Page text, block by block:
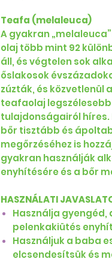
Teafa (melaleuca)
A gyakran
olaj több mint 92
áll, és végtelen sok
őslakosok
zúzták, és közvetlenül
teafaolaj
tulajdonságairól híres.
bőr tisztább és
megőrzéséhez is
gyakran használják
enyhítésére és a bőr
HASZNÁLATI
Használja
pelenkakiütés
Használjuk a baba
elcsendesítsük és